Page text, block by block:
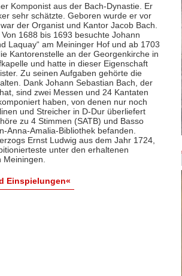
Komponist aus der Bach-Dynastie. Er
sehr schätzte. Geboren wurde er vor
der Organist und Kantor Jacob Bach.
1688 bis 1693 besuchte Johann
Laquay“ am Meininger Hof und ab 1703
Kantorenstelle an der Georgenkirche in
und hatte in dieser Eigenschaft
Zu seinen Aufgaben gehörte die
Dank Johann Sebastian Bach, der
sind zwei Messen und 24 Kantaten
haben, von denen nur noch
und Streicher in D-Dur überliefert
zu 4 Stimmen (SATB) und Basso
Anna-Amalia-Bibliothek befanden.
Ernst Ludwig aus dem Jahr 1724,
unter den erhaltenen
Einspielungen«